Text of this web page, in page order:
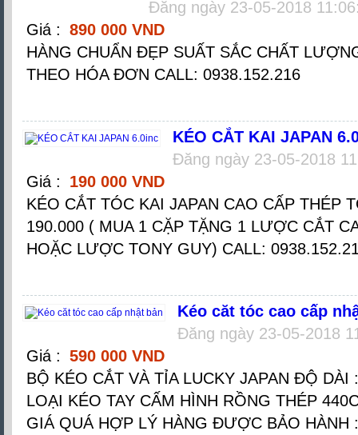
Đăng ngày 23-05-2018
Giá : 890 000 VND
HÀNG CHUẨN ĐẸP SUẤT SẮC CHẤT
THEO HÓA ĐƠN CALL: 0938.152.216
KÉO CẮT KAI JAPAN
Đăng ngày 23-05-2018
Giá :
190 000 VND
KÉO CẮT TÓC KAI JAPAN CAO CẤP THÉP
190.000 ( MUA 1 CẶP TẶNG 1 LƯỢC CẮT
HOẶC LƯỢC TONY GUY) CALL:
Kéo căt tóc cao cấp
Đăng ngày 23-05-2018
Giá : 590 000 VND
BỘ KÉO CẮT VÀ TỈA LUCKY JAPAN ĐỘ
LOẠI KÉO TAY CẤM HÌNH RỒNG THÉP
GIÁ QUÁ HỢP LÝ HÀNG ĐƯỢC BẢO HÀNH